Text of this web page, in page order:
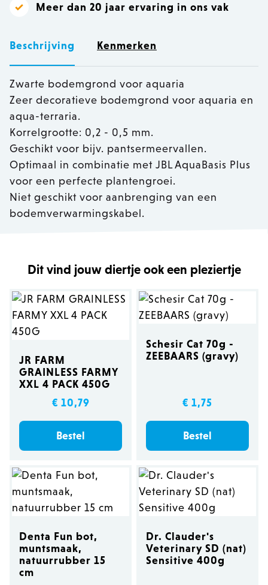
Meer dan 20 jaar ervaring in ons vak
Beschrijving Kenmerken
Zwarte bodemgrond voor aquaria
Zeer decoratieve bodemgrond voor aquaria en
aqua-terraria.
Korrelgrootte: 0,2 - 0,5 mm.
Geschikt voor bijv. pantsermeervallen.
Optimaal in combinatie met JBL AquaBasis Plus
voor een perfecte plantengroei.
Niet geschikt voor aanbrenging van een
bodemverwarmingskabel.
Dit vind jouw diertje ook een pleziertje
JR FARM
GRAINLESS FARMY
XXL 4 PACK 450G
€ 10,79
Bestel
Schesir Cat 70g -
ZEEBAARS (gravy)
€ 1,75
Bestel
Denta Fun bot,
muntsmaak,
natuurrubber 15
cm
Dr. Clauder's
Veterinary SD (nat)
Sensitive 400g